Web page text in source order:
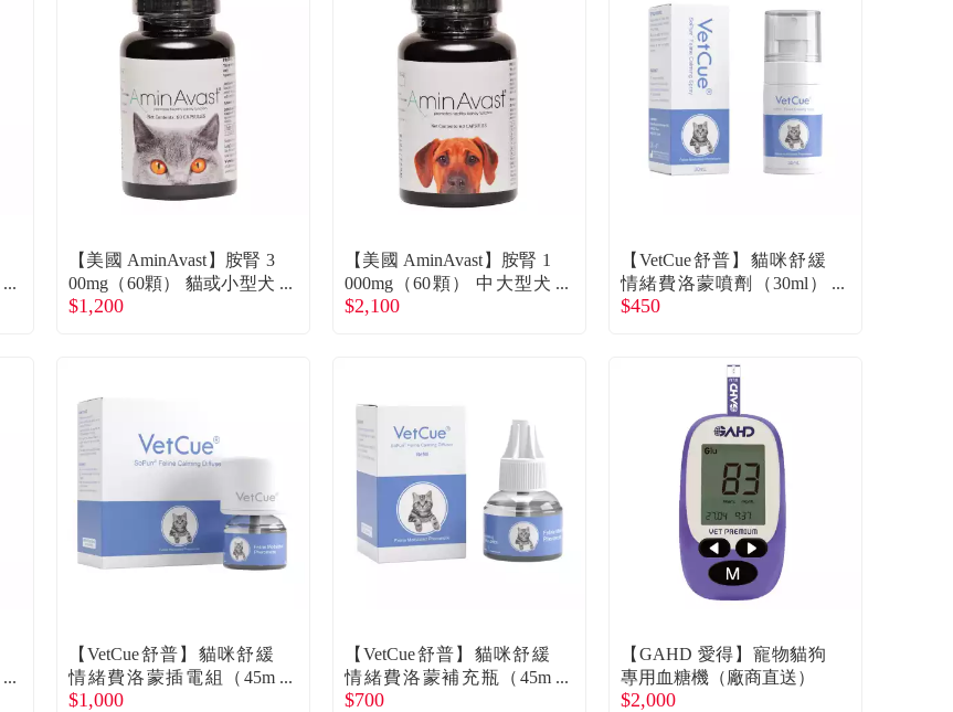
【美國 AminAvast】胺腎 3
00mg（60顆） 貓或小型犬
用慢性腎衰竭營養補充（1
$1,200
【美國 AminAvast】胺腎 1
000mg（60顆） 中大型犬
用慢性腎衰竭營養補充（1
$2,100
【VetCue舒普】貓咪舒緩
情緒費洛蒙噴劑（30ml）
（廠商直送）
$450
【VetCue舒普】貓咪舒緩
情緒費洛蒙插電組（45m
l）（廠商直送）
$1,000
【VetCue舒普】貓咪舒緩
情緒費洛蒙補充瓶（45m
l）（廠商直送）
$700
【GAHD 愛得】寵物貓狗
專用血糖機（廠商直送）
$2,000